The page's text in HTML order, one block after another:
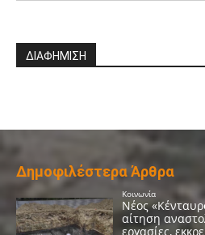
ΔΙΑΦΗΜΙΣΗ
Δημοφιλέστερα Άρθρα